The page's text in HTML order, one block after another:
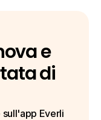
e
di
Everli